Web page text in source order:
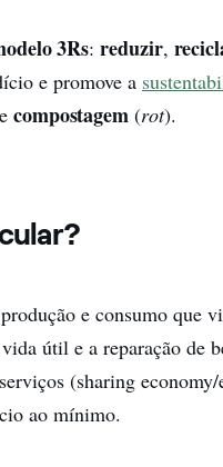
3Rs:reduzir,
e promove a
e compostagem (rot).
e consumo que
útil e a reparação de
(sharing
ao mínimo.